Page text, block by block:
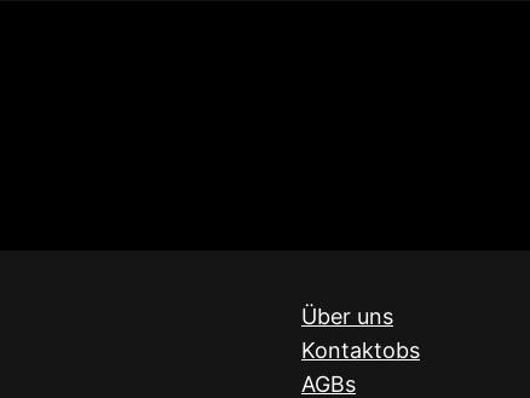
Über uns
Kontaktobs
AGBs